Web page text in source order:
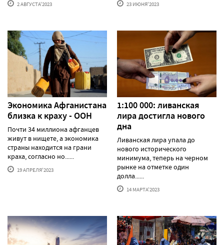
2 АВГУСТА'2023 23 ИЮНЯ'2023
Экономика Афганистана
близка к краху - ООН
Почти 34 миллиона афганцев
живут в нищете, а экономика
страны находится на грани
краха, согласно но......
19 АПРЕЛЯ'2023
1:100 000: ливанская
лира достигла нового
дна
Ливанская лира упала до
нового исторического
минимума, теперь на черном
рынке на отметке один
долла......
14 МАРТА'2023